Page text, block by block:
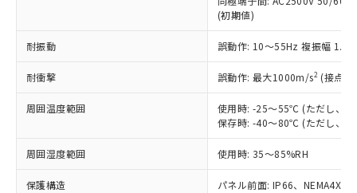
(初期値)
耐振動 誤動作: 10～55Hz 複振幅
耐衝撃 誤動作: 最大1000m/s2 (接点
周囲温度範囲
使用時: -25～55℃ (ただし、氷
保存時: -40～80℃ (ただし、氷
周囲湿度範囲 使用時: 35～85%RH
保護構造 パネル前面: IP66、NEMA4X,
正式な納期状況および標準価格はお客
様のお取引先、またはお客様担当のオ
ムロン制御機器販売店・当社販売員に
オムロン制御機器販売店や当社販売拠
販売ネットワーク
」をご確認
事前の承諾なく第三者に漏洩または開
示しないようお願いします。
(PBDE) 1000ppm以下、フタル酸ビス(2-エチルヘキシ
ル) (DEHP)(別名：DOP) 1000ppm以下、フタル酸ブチ
（DBP） 1000ppm以下、フタル酸ジイソブチル
但し、RoHS指令で産業用監視および制御機器に対する
フタル酸エステル類の４物質については閾値を超える意
図的な使用がないことを確認しています。
※2 対応予定月
部品在庫の切り替え状況などにより、予定
ニル類) : 1000ppm、 PBDEs(ポリ臭化ジフェニルエーテ
イソブチル) : 1000ppm、 BBP(フタル酸ブチルベンジ
DEHP(フタル酸ビス(2-エチルヘキシル)) : 1000ppm
「ｅ」：有害物質（10物質）のすべてが基
準値以下であることを示します。
「10」：通常の使用状況下において有害物
当社は規制貨物を破棄する場合は、完
全に破砕するなど、違法に輸出されな
いよう必要な手段を講じます。
当社は貴社製品を、核兵器、ミサイ
ル、化学兵器、生物兵器またはその他
武器並びにこれらの製造装置等に一切
当社は、貴社製品を第三者に販売する
場合は、上記1、2および3の内容を当
該第三者に通知します。また当社は、
販売先および販売に係わる関係者が違
一定数以上の在庫あり
一定数には満たないが在庫あり
在庫なし(最新の在庫状況につ
いては、お客様のお取引先、ま
たはお客様担当のオムロン制御
機器販売店・当社販売員にご確